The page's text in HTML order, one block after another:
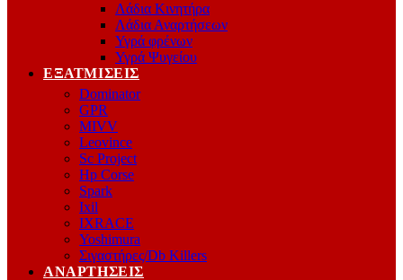
Λάδια Κινητήρα
Λάδια Αναρτήσεων
Υγρά φρένων
Υγρά Ψυγείου
ΕΞΑΤΜΊΣΕΙΣ
Dominator
GPR
MIVV
Leovince
Sc Project
Hp Corse
Spark
Ixil
IXRACE
Yoshimura
Σιγαστήρες/Db Killers
ΑΝΑΡΤΉΣΕΙΣ